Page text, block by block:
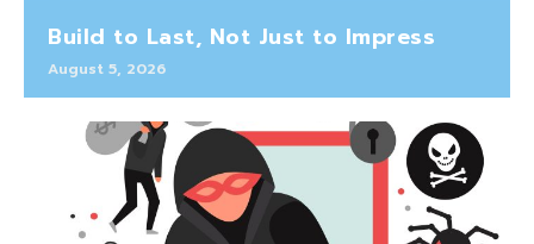
Build to Last, Not Just to Impress
August 5, 2026